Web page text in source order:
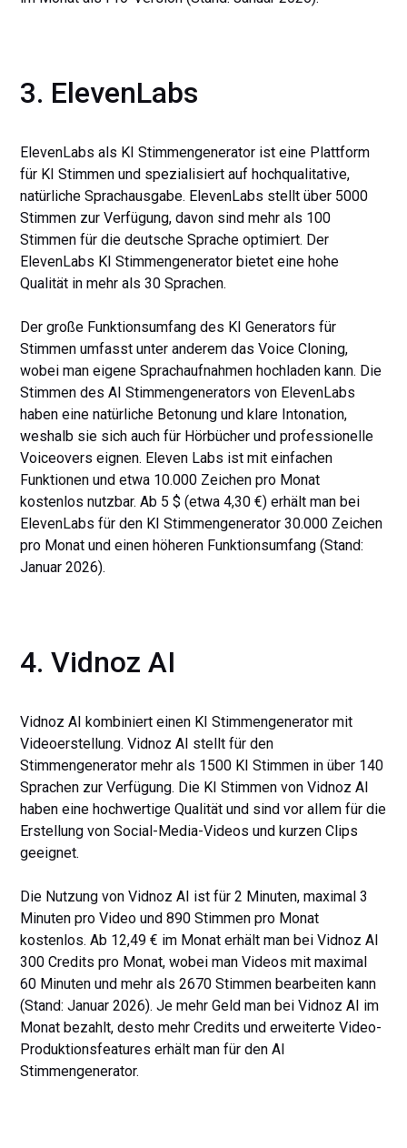
3. ElevenLabs
ElevenLabs als KI Stimmengenerator ist eine Plattform
für KI Stimmen und spezialisiert auf hochqualitative,
natürliche Sprachausgabe. ElevenLabs stellt über 5000
Stimmen zur Verfügung, davon sind mehr als 100
Stimmen für die deutsche Sprache optimiert. Der
ElevenLabs KI Stimmengenerator bietet eine hohe
Qualität in mehr als 30 Sprachen.
Der große Funktionsumfang des KI Generators für
Stimmen umfasst unter anderem das Voice Cloning,
wobei man eigene Sprachaufnahmen hochladen kann. Die
Stimmen des AI Stimmengenerators von ElevenLabs
haben eine natürliche Betonung und klare Intonation,
weshalb sie sich auch für Hörbücher und professionelle
Voiceovers eignen. Eleven Labs ist mit einfachen
Funktionen und etwa 10.000 Zeichen pro Monat
kostenlos nutzbar. Ab 5 $ (etwa 4,30 €) erhält man bei
ElevenLabs für den KI Stimmengenerator 30.000 Zeichen
pro Monat und einen höheren Funktionsumfang (Stand:
Januar 2026).
4. Vidnoz AI
Vidnoz AI kombiniert einen KI Stimmengenerator mit
Videoerstellung. Vidnoz AI stellt für den
Stimmengenerator mehr als 1500 KI Stimmen in über 140
Sprachen zur Verfügung. Die KI Stimmen von Vidnoz AI
haben eine hochwertige Qualität und sind vor allem für die
Erstellung von Social-Media-Videos und kurzen Clips
geeignet.
Die Nutzung von Vidnoz AI ist für 2 Minuten, maximal 3
Minuten pro Video und 890 Stimmen pro Monat
kostenlos. Ab 12,49 € im Monat erhält man bei Vidnoz AI
300 Credits pro Monat, wobei man Videos mit maximal
60 Minuten und mehr als 2670 Stimmen bearbeiten kann
(Stand: Januar 2026). Je mehr Geld man bei Vidnoz AI im
Monat bezahlt, desto mehr Credits und erweiterte Video-
Produktionsfeatures erhält man für den AI
Stimmengenerator.